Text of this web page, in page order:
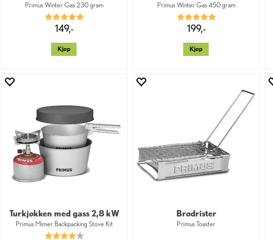
Primus Winter Gas 230 gram
Karakter:
149,-
Kjøp
Primus Winter Gas 450 gram
Karakter: 5.0 av 5 mulige
199,-
Kjøp
Turkjøkken med gass 2,8 kW
Primus Mimer Backpacking Stove Kit
Karakter:
Brødrister
Primus Toaster